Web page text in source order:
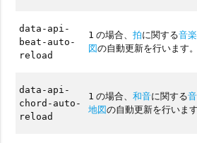
data-api-
beat-auto-
reload
1 の場合、拍に関する音
図の自動更新を行います。
data-api-
chord-auto-
reload
1 の場合、和音に関する
地図の自動更新を行います